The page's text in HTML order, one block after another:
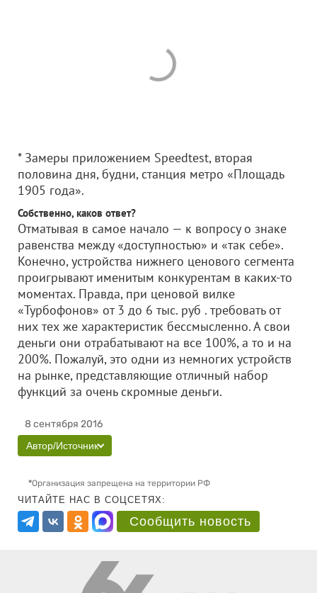
* Замеры приложением Speedtest, вторая
половина дня, будни, станция метро «Площадь
1905 года».
Собственно, каков ответ?
Отматывая в самое начало — к вопросу о знаке
равенства между «доступностью» и «так себе».
Конечно, устройства нижнего ценового сегмента
проигрывают именитым конкурентам в каких-то
моментах. Правда, при ценовой вилке
«Турбофонов» от 3 до 6 тыс. руб . требовать от
них тех же характеристик бессмысленно. А свои
деньги они отрабатывают на все 100%, а то и на
200%. Пожалуй, это одни из немногих устройств
на рынке, представляющие отличный набор
функций за очень скромные деньги.
8 сентября 2016
Автор/Источник
*Организация запрещена на территории РФ
ЧИТАЙТЕ НАС В СОЦСЕТЯХ:
Сообщить новость